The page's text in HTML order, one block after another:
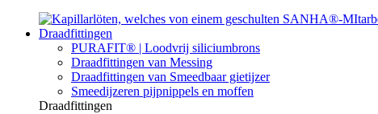
Draadfittingen
PURAFIT® | Loodvrij siliciumbrons
Draadfittingen van Messing
Draadfittingen van Smeedbaar gietijzer
Smeedijzeren pijpnippels en moffen
Draadfittingen